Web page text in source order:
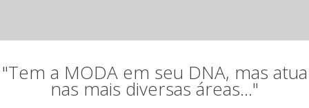
"Tem a MODA em seu DNA, mas atua
nas mais diversas áreas..."